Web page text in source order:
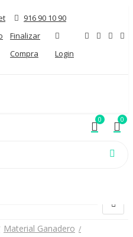
916 90 10 90
Finalizar
Compra
Login
0 0
Material Ganadero